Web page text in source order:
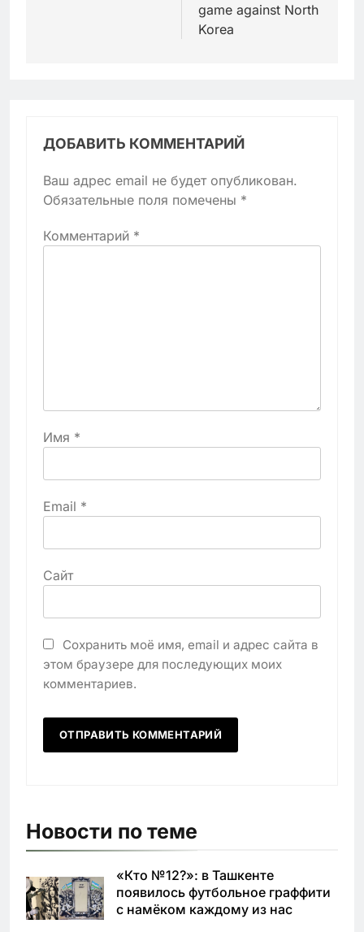
game against North
Korea
ДОБАВИТЬ КОММЕНТАРИЙ
Ваш адрес email не будет опубликован.
Обязательные поля помечены *
Комментарий *
Имя *
Email *
Сайт
Сохранить моё имя, email и адрес сайта в
этом браузере для последующих моих
комментариев.
Новости по теме
«Кто №12?»: в Ташкенте
появилось футбольное граффити
с намёком каждому из нас